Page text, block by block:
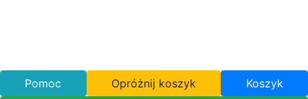
Pomoc Opróżnij koszyk Koszyk